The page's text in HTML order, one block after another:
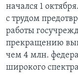
начался 1
с трудом
работы
прекращению
чем 4 млн.
широкого